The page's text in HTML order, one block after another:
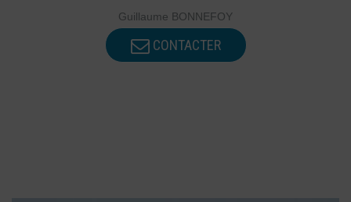
Guillaume BONNEFOY
CONTACTER